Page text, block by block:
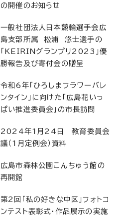
の開催のお知らせ
一般社団法人日本競輪選手会広
島支部所属 松浦 悠士選手の
「KEIRINグランプリ2023」優
勝報告及び寄付金の贈呈
令和6年「ひろしまフラワーバレ
ンタイン」に向けた「広島花いっ
ぱい推進委員会」の市長訪問
2024年1月24日 教育委員会
議（1月定例会）資料
広島市森林公園こんちゅう館の
再開館
第2回「私の好きな中区」フォトコ
ンテスト表彰式・作品展示の実施